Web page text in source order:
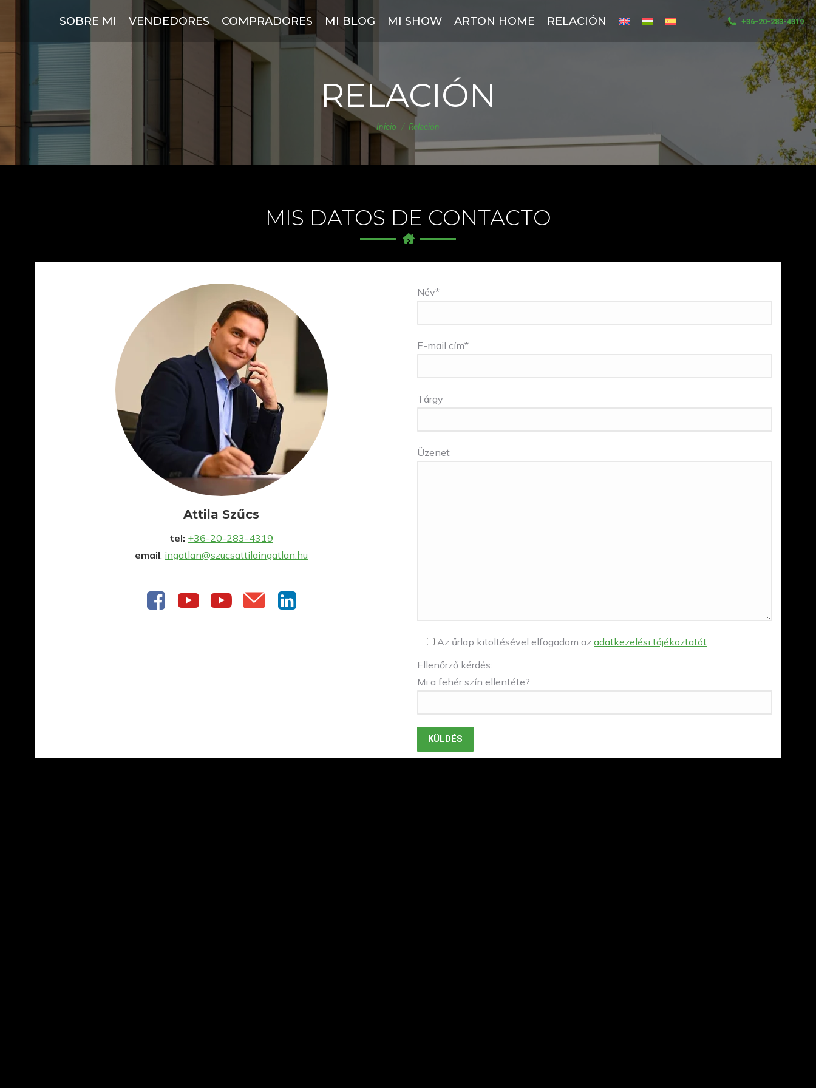
SOBRE MI VENDEDORES COMPRADORES MI BLOG MI SHOW ARTON HOME RELACIÓN +36-20-283-4319
RELACIÓN
Estás aquí:
Inicio Relación
MIS DATOS DE CONTACTO
Attila Szűcs
tel: +36-20-283-4319
email: ingatlan@szucsattilaingatlan.hu
Név*
E-mail cím*
Tárgy
Üzenet
Az űrlap kitöltésével elfogadom az adatkezelési tájékoztatót.
Ellenőrző kérdés:
Mi a fehér szín ellentéte?